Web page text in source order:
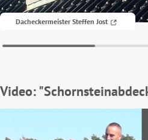
Dacheckermeister Steffen Jost
Video: